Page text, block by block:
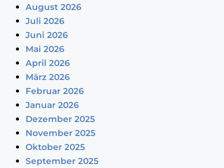
August 2026
Juli 2026
Juni 2026
Mai 2026
April 2026
März 2026
Februar 2026
Januar 2026
Dezember 2025
November 2025
Oktober 2025
September 2025